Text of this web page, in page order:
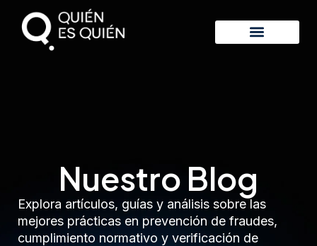
Nuestro Blog
Explora artículos, guías y análisis sobre las
mejores prácticas en prevención de fraudes,
cumplimiento normativo y verificación de